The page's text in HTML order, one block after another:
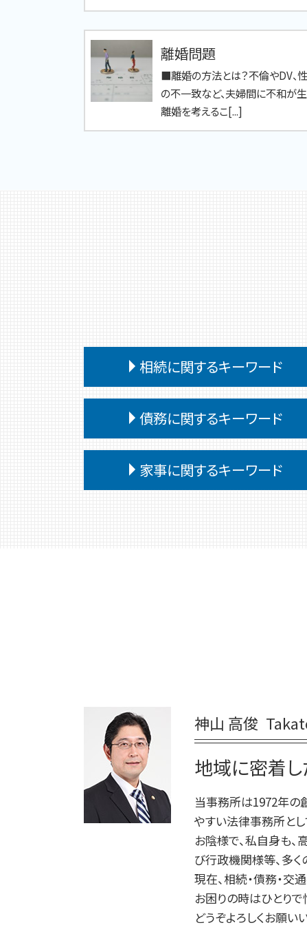
離婚問題
■離婚の方法とは？不倫やDV、
の不一致など、夫婦間に不和が
離婚を考えるこ[...]
相続に関するキーワード
相続 遺言書がある場合
相続 遺産分割協議書
相続 会ったこともない
遺留分侵害額請求 時効
相続 受け取らない
相続 遺言なし
法定相続人 範囲
相続 問題
債務に関するキーワード
債務
任意整理 個人再生
債務整理 ブラックリスト
自己破産 期間
債務整理 弁護士
債務整理 デメリット
自己破産 条件
個人再生 弁護士
家事に関するキーワード
家事事件 調停 審判
家事事件 とは
家事事件 解決
家事事件 費用
家事事件 調停
調停 申立 家事事件
家事事件 取下げ書
神山 高俊
地域に密着し
当事務所は1972年の
やすい法律事務所とし
お陰様で、私自身も
び行政機関様等、多
現在、相続・債務・交
お困りの時はひとり
どうぞよろしくお願い